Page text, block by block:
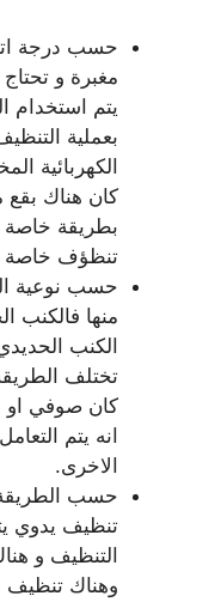
حسب درجة
مغبرة و
يتم استخدام
بعملية
الكهربائية
كان هناك بقع
بطريقة خاصة
تنظؤف خاصة و
حسب نوعية
منها فالكنب
الكنب
تختلف
كان صوفي او
انه يتم
الاخرى.
حسب
تنظيف يدوي
التنظيف و
وهناك تنظيف